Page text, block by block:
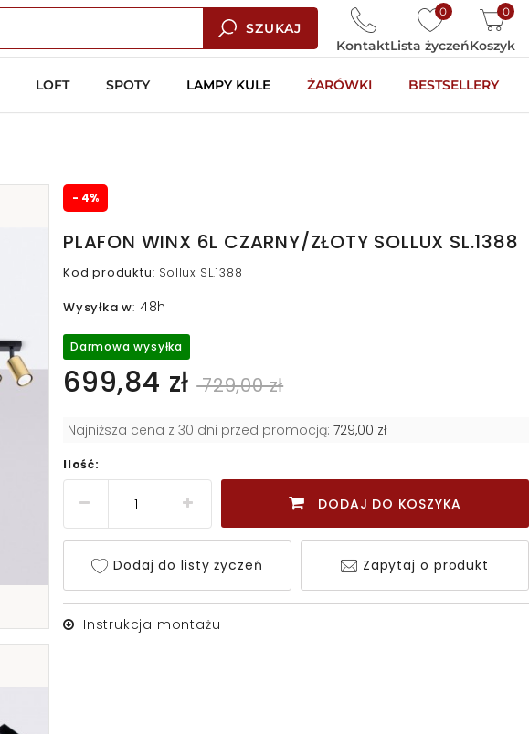
SZUKAJ
0
Lista życzeń
0
Koszyk
Kontakt
LOFT SPOTY LAMPY KULE ŻARÓWKI BESTSELLERY
- 4%
PLAFON WINX 6L CZARNY/ZŁOTY SOLLUX SL.1388
Kod produktu: Sollux SL.1388
Wysyłka w: 48h
Darmowa wysyłka
699,84 zł 729,00 zł
Najniższa cena z 30 dni przed promocją: 729,00 zł
Ilość:
DODAJ DO KOSZYKA
Dodaj do listy życzeń Zapytaj o produkt
Instrukcja montażu